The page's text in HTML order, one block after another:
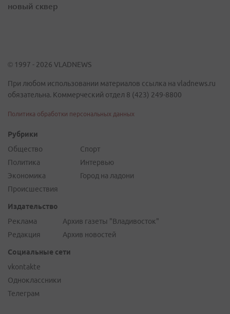
новый сквер
© 1997 - 2026 VLADNEWS
При любом использовании материалов ссылка на vladnews.ru
обязательна. Коммерческий отдел 8 (423) 249-8800
Политика обработки персональных данных
Рубрики
Общество
Политика
Экономика
Происшествия
Спорт
Интервью
Город на ладони
Издательство
Реклама
Редакция
Архив газеты "Владивосток"
Архив новостей
Социальные сети
vkontakte
Одноклассники
Телеграм